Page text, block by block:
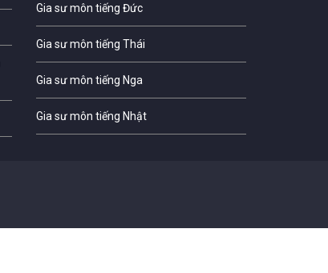
Gia sư môn tiếng Đức
Gia sư môn tiếng Thái
Gia sư môn tiếng Nga
Gia sư môn tiếng Nhật